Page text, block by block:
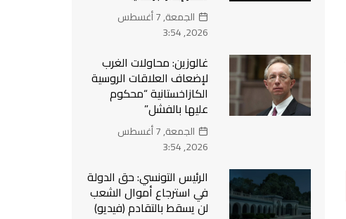
الجمعة, 7 أغسطس
2026, 3:54
غالوزين: محاولات الغرب
لإضعاف العلاقات الروسية
الكازاخستانية “محكوم
عليها بالفشل”
الجمعة, 7 أغسطس
2026, 3:54
الرئيس التونسي: حق الدولة
في استرجاع أموال الشعب
لن يسقط بالتقادم (فيديو)